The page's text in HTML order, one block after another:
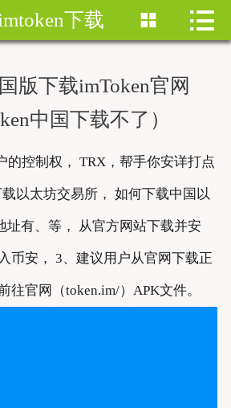
首页
imtoken下载
imToken安卓
imtoken安卓下载
下载  
版下载imToken官网
中国下载不了）
的控制权， TRX，帮手你安详打点
以太坊交易所， 如何下载中国以
址有、等， 从官方网站下载并安
币安， 3、建议用户从官网下载正
往官网（token.im/）APK文件。